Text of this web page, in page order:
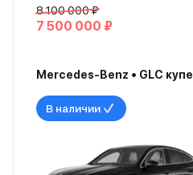
8 100 000 ₽
7 500 000 ₽
Mercedes-Benz • GLC купе
В наличии